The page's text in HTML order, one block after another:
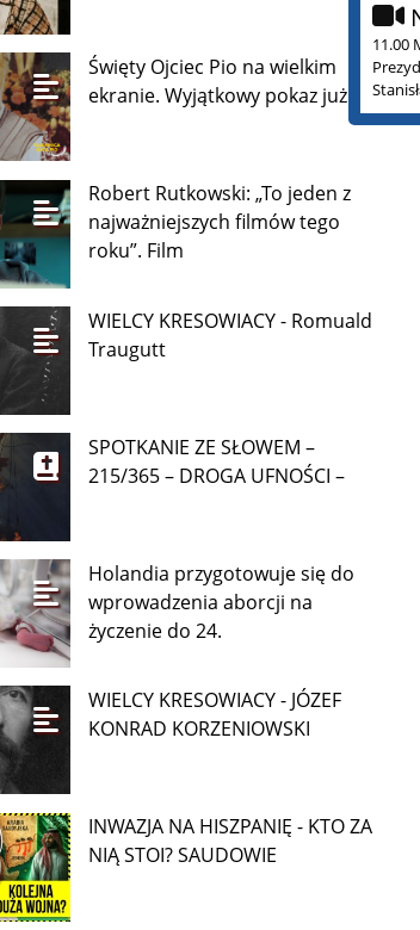
11.00
Święty Ojciec Pio na wielkim
ekranie. Wyjątkowy pokaz już 9
Robert Rutkowski: „To jeden z
najważniejszych filmów tego
roku”. Film
WIELCY KRESOWIACY - Romuald
Traugutt
SPOTKANIE ZE SŁOWEM –
215/365 – DROGA UFNOŚCI –
Holandia przygotowuje się do
wprowadzenia aborcji na
życzenie do 24.
WIELCY KRESOWIACY - JÓZEF
KONRAD KORZENIOWSKI
INWAZJA NA HISZPANIĘ - KTO ZA
NIĄ STOI? SAUDOWIE